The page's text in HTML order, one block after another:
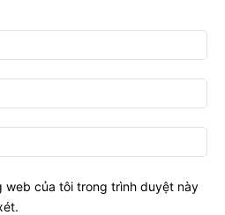
web của tôi trong trình duyệt này